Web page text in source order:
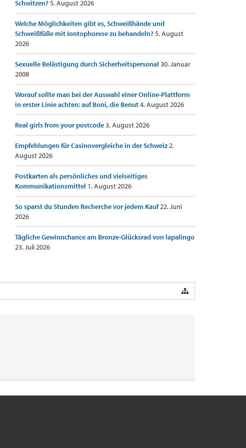
Schwitzen?5. August 2026
Welche Möglichkeiten gibt es, Schweißhände und
Schweißfüße mit Iontophorese zu behandeln?5. August
2026
Sexuelle Belästigung durch Sicherheitspersonal 30. Januar
2008
Worauf sollte man bei der Auswahl einer Online-Plattform
in erster Linie achten: auf Boni, die Benut4. August 2026
Real girls from your postcode3. August 2026
Empfehlungen für Casinovergleiche in der Schweiz2.
August 2026
Postkarten als persönliches und vielseitiges
Kommunikationsmittel 1. August 2026
So sparst du Stunden Recherche vor jedem Kauf22. Juni
2026
Tägliche Gewinnchance am Bronze-Glücksrad von lapalingo
23. Juli 2026